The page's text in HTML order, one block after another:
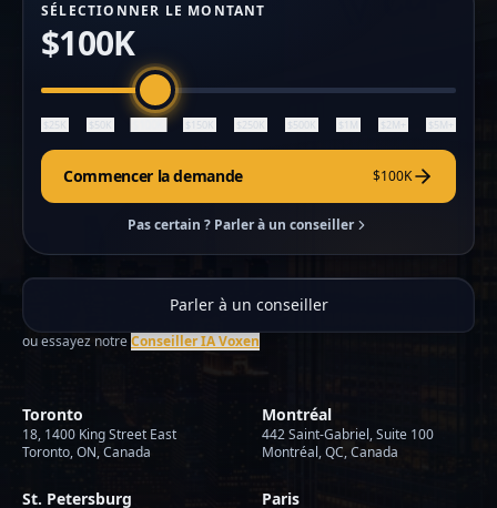
SÉLECTIONNER LE MONTANT
$100K
$25K $50K $150K $250K $500K $1M $2M+ $5M+
Commencer la demande $100K
Pas certain ? Parler à un conseiller
Parler à un conseiller
ou essayez notreConseiller IA Voxen
Toronto
18, 1400 King Street East
Toronto, ON, Canada
Montréal
442 Saint-Gabriel, Suite 100
Montréal, QC, Canada
St. Petersburg Paris